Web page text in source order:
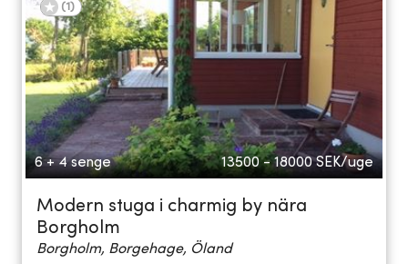
(1 )
6 + 4 senge 13500 - 18000 SEK/uge
Modern stuga i charmig by nära
Borgholm
Borgholm, Borgehage, Öland